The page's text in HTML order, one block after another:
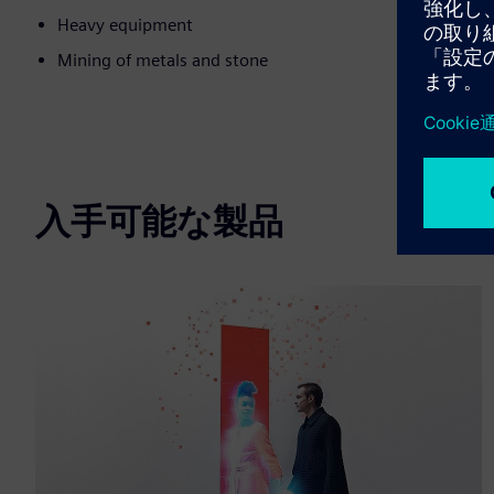
Heavy equipment
Mining of metals and stone
入手可能な製品